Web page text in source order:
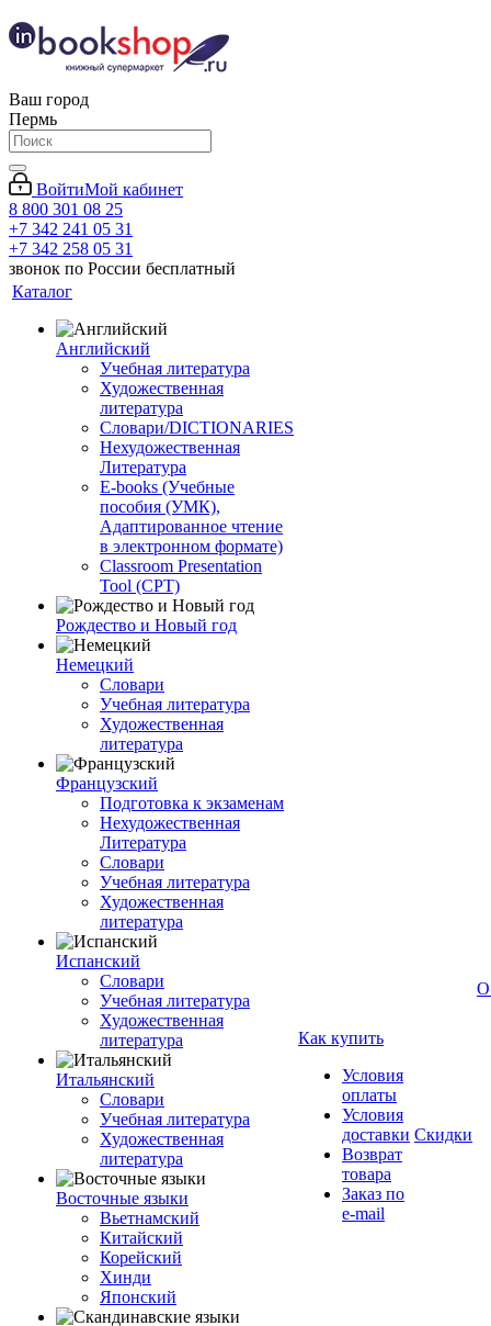
Ваш город
Пермь
ВойтиМой кабинет
8 800 301 08 25
+7 342 241 05 31
+7 342 258 05 31
звонок по России бесплатный
Каталог
Английский
Учебная литература
Художественная
литература
Словари/DICTIONARIES
Нехудожественная
Литература
E-books (Учебные
пособия (УМК),
Адаптированное чтение
в электронном формате)
Classroom Presentation
Tool (CPT)
Рождество и Новый год
Немецкий
Словари
Учебная литература
Художественная
литература
Французский
Подготовка к экзаменам
Нехудожественная
Литература
Словари
Учебная литература
Художественная
литература
Испанский
Словари
Учебная литература
Художественная
литература
Итальянский
Словари
Учебная литература
Художественная
литература
Восточные языки
Вьетнамский
Китайский
Корейский
Хинди
Японский
Как купить
Условия
оплаты
Условия
доставки
Возврат
товара
Заказ по
e-mail
Скидки
О